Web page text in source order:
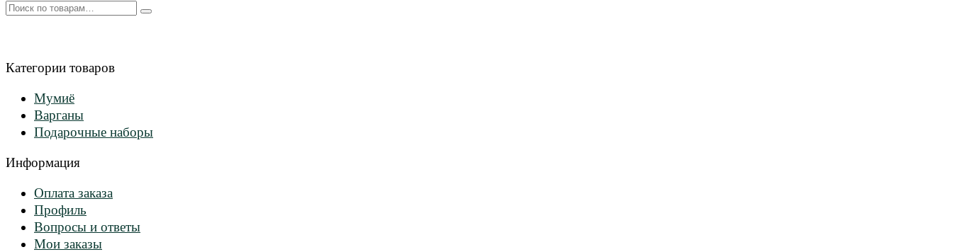
Искать:
Категории товаров
Мумиё
Варганы
Подарочные наборы
Информация
Оплата заказа
Профиль
Вопросы и ответы
Мои заказы